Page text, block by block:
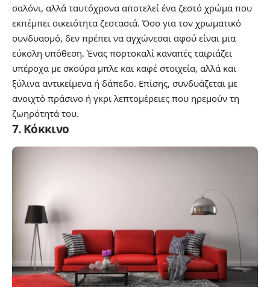
σαλόνι, αλλά ταυτόχρονα αποτελεί ένα ζεστό χρώμα που
εκπέμπει οικειότητα ζεστασιά. Όσο για τον χρωματικό
συνδυασμό, δεν πρέπει να αγχώνεσαι αφού είναι μια
εύκολη υπόθεση. Ένας πορτοκαλί καναπές ταιριάζει
υπέροχα με σκούρα μπλε και καφέ στοιχεία, αλλά και
ξύλινα αντικείμενα ή δάπεδο. Επίσης, συνδυάζεται με
ανοιχτό πράσινο ή γκρι λεπτομέρειες που ηρεμούν τη
ζωηρότητά του.
7. Κόκκινο